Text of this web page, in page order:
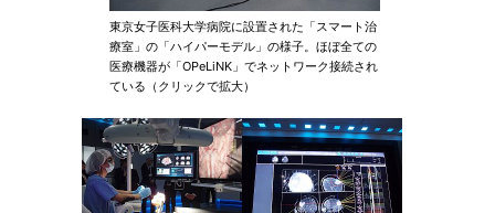
東京女子医科大学病院に設置された「スマート治
療室」の「ハイパーモデル」の様子。ほぼ全ての
医療機器が「OPeLiNK」でネットワーク接続され
ている（クリックで拡大）